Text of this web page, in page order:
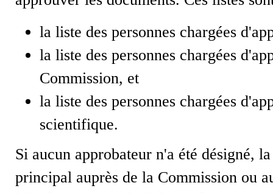
la liste des personnes chargées
la liste des personnes chargées
Commission, et
la liste des personnes chargées
scientifique.
Si aucun approbateur n'a été désigné,
principal auprès de la Commission ou